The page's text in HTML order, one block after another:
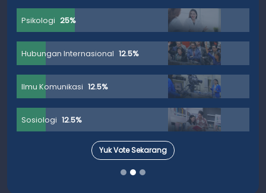
Psikologi 25%
Hubungan Internasional 12.5%
Ilmu Komunikasi 12.5%
Sosiologi 12.5%
Yuk Vote Sekarang